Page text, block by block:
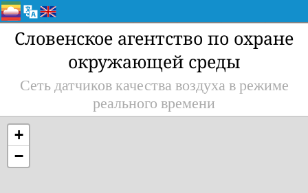
Словенское агентство по охране
окружающей среды
Сеть датчиков качества воздуха в режиме
реального времени
+
−